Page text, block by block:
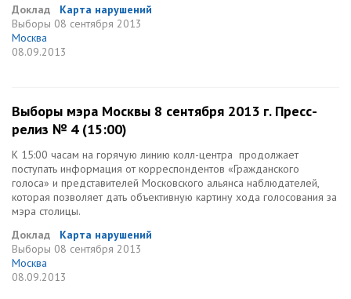
Доклад
Карта нарушений
Выборы 08 сентября 2013
Москва
08.09.2013
Выборы мэра Москвы 8 сентября 2013 г. Пресс-
релиз № 4 (15:00)
К 15:00 часам на горячую линию колл-центра продолжает
поступать информация от корреспондентов «Гражданского
голоса» и представителей Московского альянса наблюдателей,
которая позволяет дать объективную картину хода голосования за
мэра столицы.
Доклад
Карта нарушений
Выборы 08 сентября 2013
Москва
08.09.2013